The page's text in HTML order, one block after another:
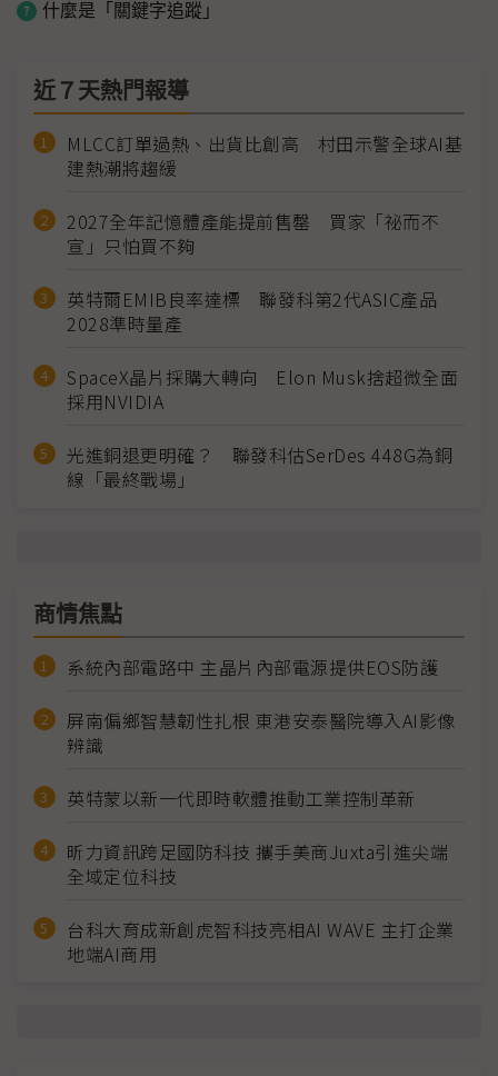
什麼是「關鍵字追蹤」
近７天熱門報導
MLCC訂單過熱、出貨比創高 村田示警全球AI基
建熱潮將趨緩
2027全年記憶體產能提前售罄 買家「祕而不
宣」只怕買不夠
英特爾EMIB良率達標 聯發科第2代ASIC產品
2028準時量產
SpaceX晶片採購大轉向 Elon Musk捨超微全面
採用NVIDIA
光進銅退更明確？ 聯發科估SerDes 448G為銅
線「最終戰場」
商情焦點
系統內部電路中 主晶片內部電源提供EOS防護
屏南偏鄉智慧韌性扎根 東港安泰醫院導入AI影像
辨識
英特蒙以新一代即時軟體推動工業控制革新
昕力資訊跨足國防科技 攜手美商Juxta引進尖端
全域定位科技
台科大育成新創虎智科技亮相AI WAVE 主打企業
地端AI商用